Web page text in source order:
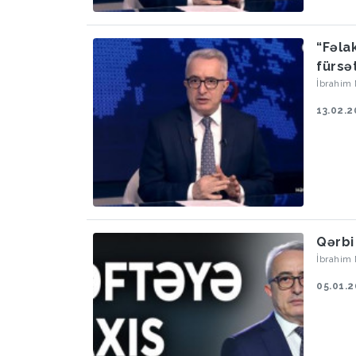
İbrahim
Qərbi
İbrahim